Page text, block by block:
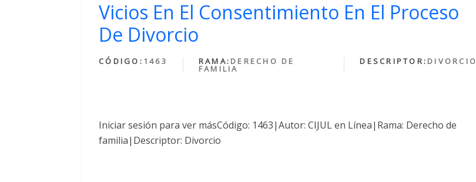
Vicios En El Consentimiento En El Proceso
De Divorcio
CÓDIGO: 1463 RAMA: DERECHO DE
FAMILIA
DESCRIPTOR: DIVORCIO
Iniciar sesión para ver másCódigo: 1463|Autor: CIJUL en Línea|Rama: Derecho de
familia|Descriptor: Divorcio